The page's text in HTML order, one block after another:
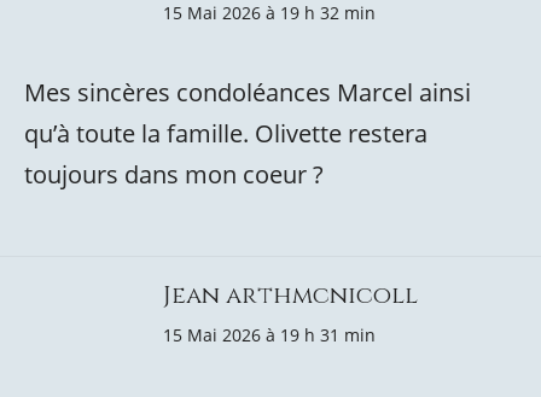
15 Mai 2026 à 19 h 32 min
Mes sincères condoléances Marcel ainsi
qu’à toute la famille. Olivette restera
toujours dans mon coeur ?
Jean arthmcnicoll
15 Mai 2026 à 19 h 31 min